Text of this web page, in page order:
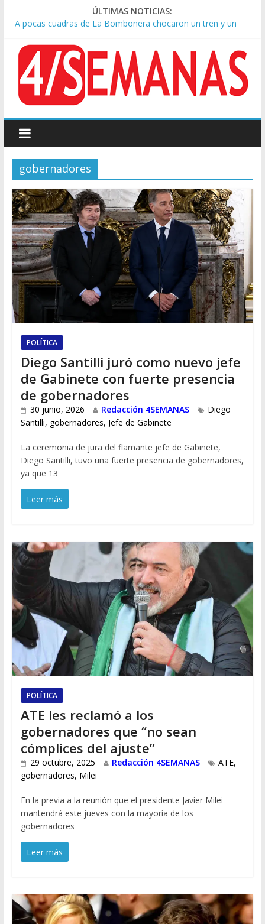
ÚLTIMAS NOTICIAS:
A pocas cuadras de La Bombonera chocaron un tren y un
colectivo: siete heridos
Día de San Cayetano: masiva marcha a Plaza de Mayo de
sindicatos y organizaciones sociales
Pesar por la muerte de Leandro Rud, histórico representante
y conductor de TV
Tras la aprobación de la ley de propiedad privada, Bullrich
apuntó: “Vino un poco endiablada”
Causa AFA: el juez Amarante calificó de “ficción judicial” el
traslado del expediente a Campana
gobernadores
POLÍTICA
Diego Santilli juró como nuevo jefe
de Gabinete con fuerte presencia
de gobernadores
30 junio, 2026 Redacción 4SEMANAS
Diego
Santilli, gobernadores, Jefe de Gabinete
La ceremonia de jura del flamante jefe de Gabinete,
Diego Santilli, tuvo una fuerte presencia de gobernadores,
ya que 13
Leer más
POLÍTICA
ATE les reclamó a los
gobernadores que “no sean
cómplices del ajuste”
29 octubre, 2025 Redacción 4SEMANAS ATE,
gobernadores, Milei
En la previa a la reunión que el presidente Javier Milei
mantendrá este jueves con la mayoría de los
gobernadores
Leer más